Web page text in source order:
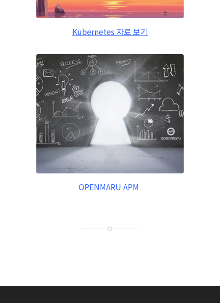
Kubernetes 자료 보기
OPENMARU APM